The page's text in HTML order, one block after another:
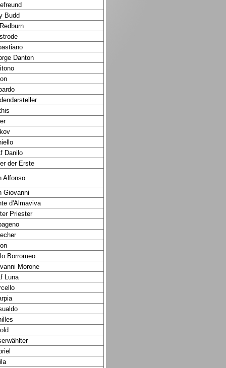
Budd
Danton
Danilo
der Erste
Alfonso
Giovanni
d'Almaviva
Priester
Borromeo
Morone
Luna